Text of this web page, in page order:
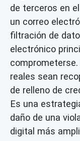
de terceros en
un correo
filtración de
electrónico
reales sean
de relleno de
Es una
daño de una
digital más